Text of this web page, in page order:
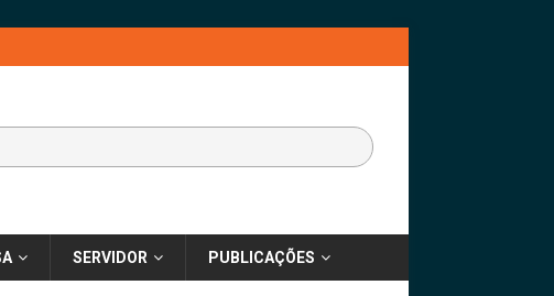
SERVIDOR PUBLICAÇÕES